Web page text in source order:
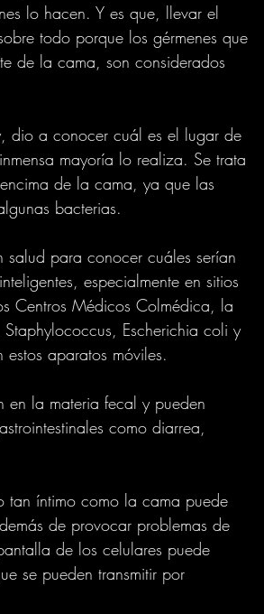
lo hacen. Y es que, llevar el
todo porque los gérmenes que
de la cama, son considerados
dio a conocer cuál es el lugar de
mayoría lo realiza. Se trata
de la cama, ya que las
bacterias.
para conocer cuáles serían
especialmente en sitios
Centros Médicos Colmédica, la
Escherichia coli y
estos aparatos móviles.
en la materia fecal y pueden
como diarrea,
tan íntimo como la cama puede
de provocar problemas de
de los celulares puede
se pueden transmitir por